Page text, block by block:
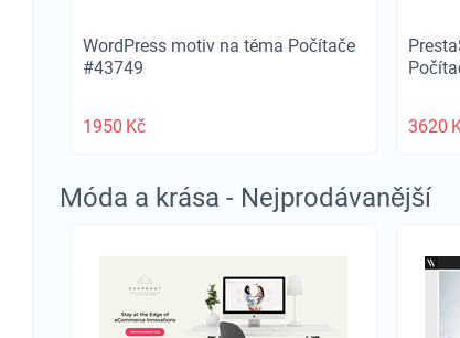
WordPress motiv na téma Počítače
#43749
1950 Kč 3620
Móda a krása - Nejprodávanější